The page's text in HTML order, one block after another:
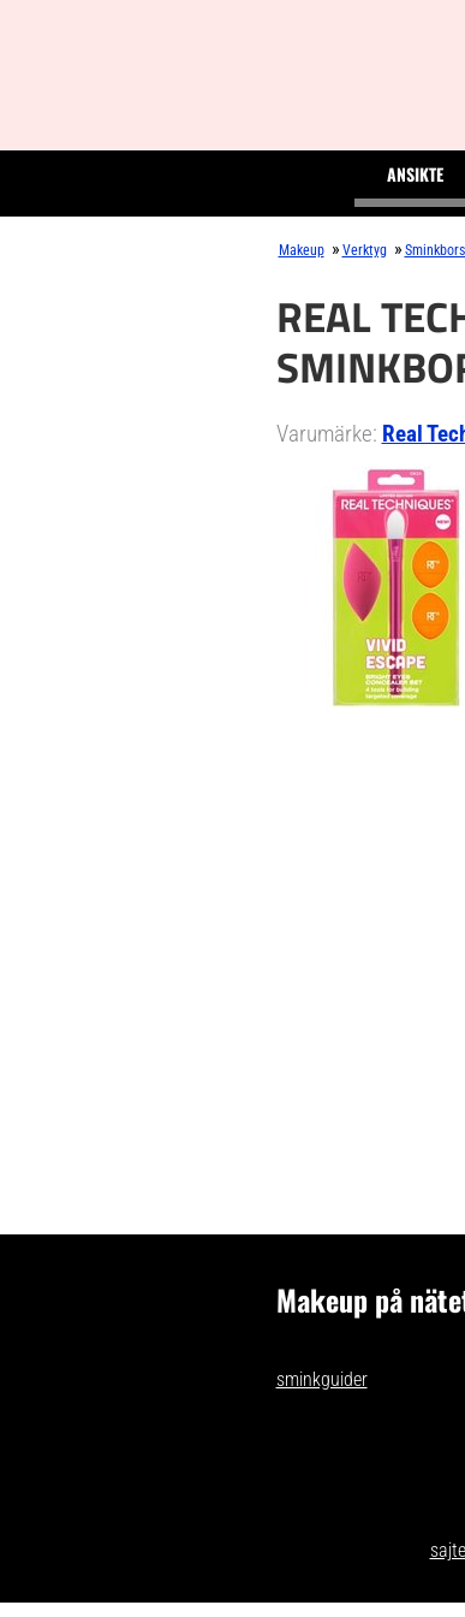
ANSIKTE
Makeup » Verktyg »
REAL
Varumärke: Real
Makeup på
sminkguideroch listar